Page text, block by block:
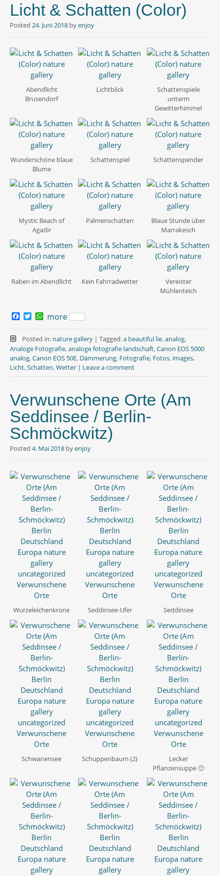
Licht & Schatten (Color)
Posted 24. Juni 2018 byenjoy
Abendlicht
Brusendorf
Lichtblick
Schattenspiele
unterm
Gewitterhimmel
Wunderschöne blaue
Blume
Schattenspiel Schattenspender
Mystic Beach of
Agadir
Palmenschatten
Blaue Stunde über
Marrakesch
Raben im Abendlicht Kein Fahrradwetter
Vereister
Mühlenteich
c
e
b
o
o
k
T
i
t
t
e
r
W
a
t
s
A
p
p
more
Posted in: nature gallery | Tagged:a beautiful lie,analog,
Analoge Fotografie,analoge fotografie landschaft,Canon EOS 5000
analog,Canon EOS 50E, Dämmerung, Fotografie, Fotos, images,
Licht,Schatten,Wetter | Leave a comment
Verwunschene Orte (Am
Seddinsee / Berlin-
Schmöckwitz)
Posted 4. Mai 2018 byenjoy
Wurzeleichenkrone Seddinsee-Ufer Seddinsee
Schwanensee Schuppenbaum (2)
Lecker
Pflanzensuppe 🙂